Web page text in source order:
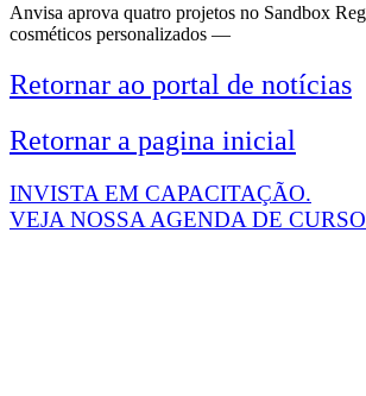
Anvisa aprova quatro projetos no Sandbox
cosméticos personalizados —
Retornar ao portal de notícias
Retornar a pagina inicial
INVISTA EM CAPACITAÇÃO.
VEJA NOSSA AGENDA DE